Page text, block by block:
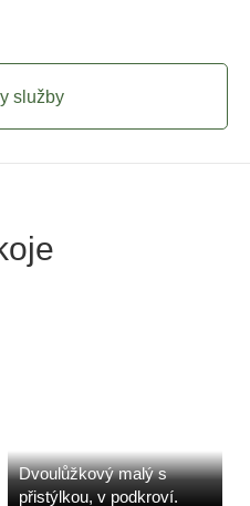
služby
Dvoulůžkový malý s
přistýlkou, v podkroví.